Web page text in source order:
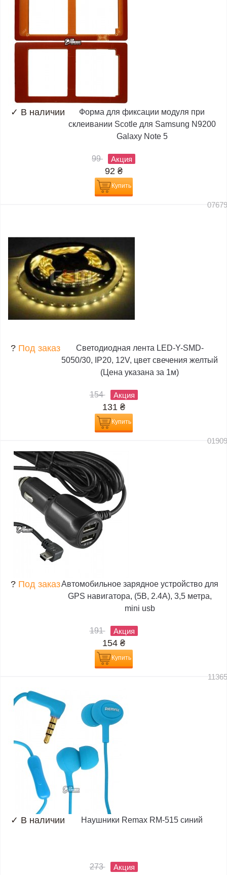
✓ В наличии
Форма для фиксации модуля при
склеивании Scotle для Samsung N9200
Galaxy Note 5
99 Акция
92 ₴
Купить
? Под заказ
Светодиодная лента LED-Y-SMD-
5050/30, IP20, 12V, цвет свечения желтый
(Цена указана за 1м)
154 Акция
131 ₴
Купить
? Под заказАвтомобильное зарядное устройство для
GPS навигатора, (5В, 2.4А), 3,5 метра,
mini usb
191 Акция
154 ₴
Купить
✓ В наличии Наушники Remax RM-515 синий
273 Акция